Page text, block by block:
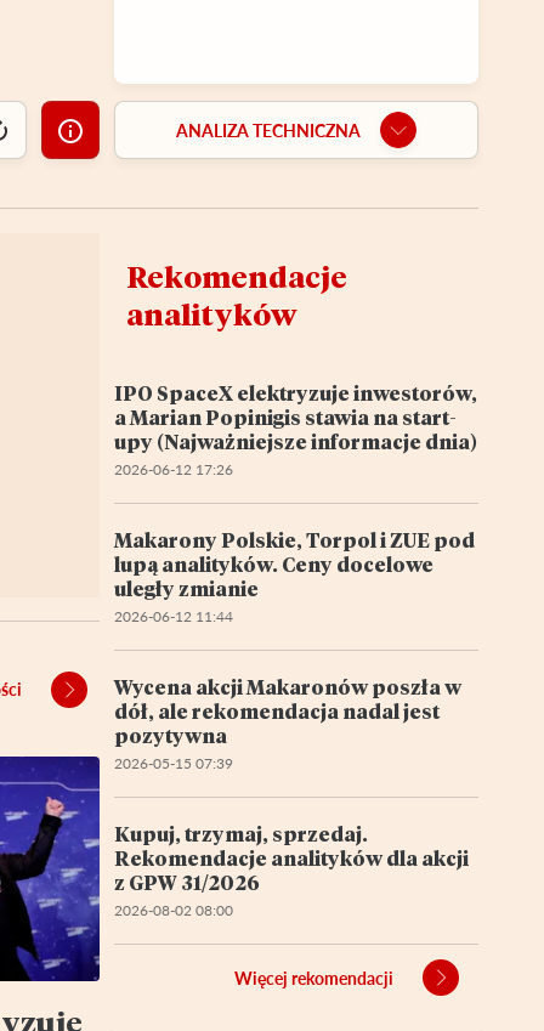
ANALIZA TECHNICZNA
Rekomendacje
analityków
IPO SpaceX elektryzuje inwestorów,
a Marian Popinigis stawia na start-
upy (Najważniejsze informacje dnia)
2026-06-12 17:26
Makarony Polskie, Torpol i ZUE pod
lupą analityków. Ceny docelowe
uległy zmianie
2026-06-12 11:44
Wycena akcji Makaronów poszła w
dół, ale rekomendacja nadal jest
pozytywna
2026-05-15 07:39
Kupuj, trzymaj, sprzedaj.
Rekomendacje analityków dla akcji
z GPW 31/2026
2026-08-02 08:00
Więcej rekomendacji